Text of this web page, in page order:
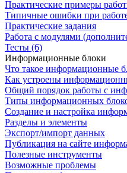
Практические примеры
Типичные ошибки при
Практические задания
Работа с модулями
Тесты (6)
Информационные блоки
Что такое информационные
Как устроены
Общий порядок работы с
Типы информационных
Создание и настройка
Разделы и элементы
Экспорт/импорт данных
Публикация на сайте
Полезные инструменты
Возможные проблемы